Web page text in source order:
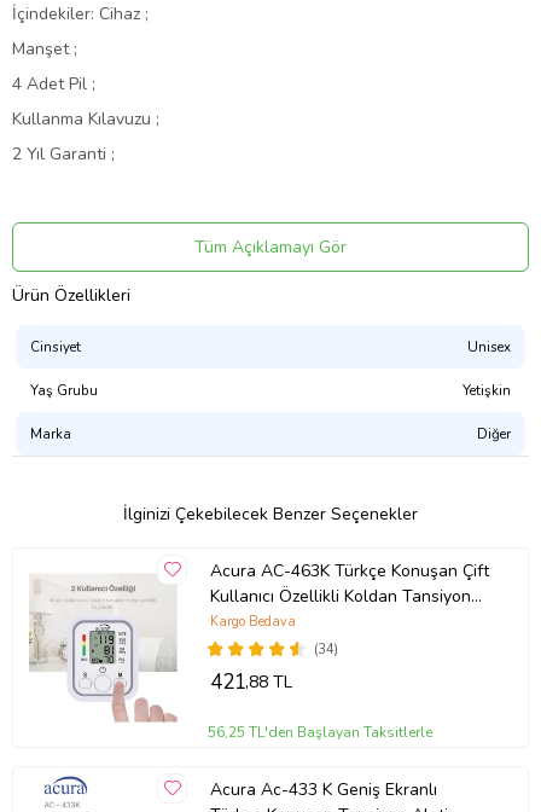
İçindekiler: Cihaz ;
Manşet ;
4 Adet Pil ;
Kullanma Kılavuzu ;
2 Yıl Garanti ;
Tüm Açıklamayı Gör
Ürün Özellikleri
Cinsiyet Unisex
Yaş Grubu Yetişkin
Marka Diğer
İlginizi Çekebilecek Benzer Seçenekler
Acura AC-463K Türkçe Konuşan Çift
Kullanıcı Özellikli Koldan Tansiyon
Aleti
(34)
Kargo Bedava
421,88 TL
56,25 TL'den Başlayan Taksitlerle
Acura Ac-433 K Geniş Ekranlı